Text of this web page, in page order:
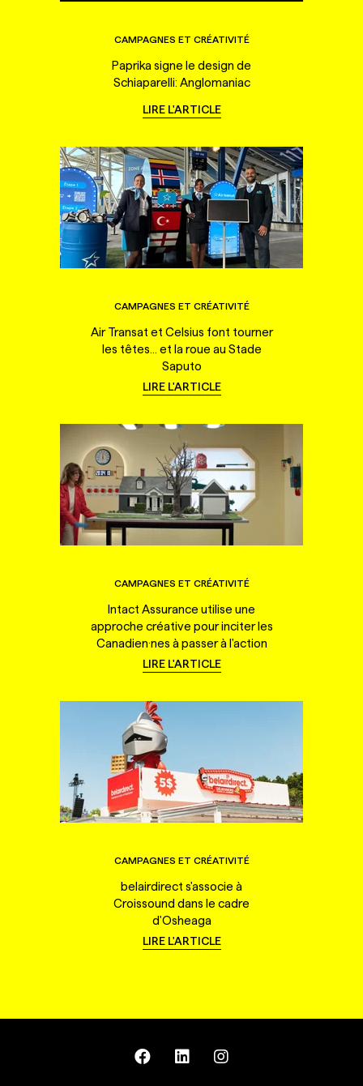
CAMPAGNES ET CRÉATIVITÉ
Paprika signe le design de
Schiaparelli: Anglomaniac
LIRE L'ARTICLE
CAMPAGNES ET CRÉATIVITÉ
Air Transat et Celsius font tourner
les têtes... et la roue au Stade
Saputo
LIRE L'ARTICLE
CAMPAGNES ET CRÉATIVITÉ
Intact Assurance utilise une
approche créative pour inciter les
Canadien·nes à passer à l'action
LIRE L'ARTICLE
CAMPAGNES ET CRÉATIVITÉ
belairdirect s'associe à
Croissound dans le cadre
d'Osheaga
LIRE L'ARTICLE